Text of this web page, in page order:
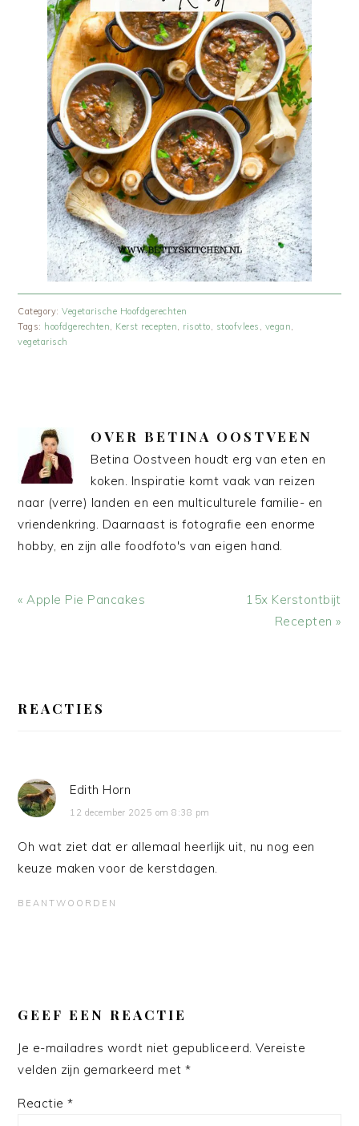
Category:Vegetarische Hoofdgerechten
Tags: hoofdgerechten Kerst recepten risotto stoofvlees vegan
vegetarisch
OVER BETINA OOSTVEEN
Betina Oostveen houdt erg van eten en
koken. Inspiratie komt vaak van reizen
naar (verre) landen en een multiculturele familie- en
vriendenkring. Daarnaast is fotografie een enorme
hobby, en zijn alle foodfoto's van eigen hand.
Vorig
« Apple Pie Pancakes
Volgend
bericht:
15x Kerstontbijt
Recepten »
INTERACTIES
REACTIES
Edith Horn
12 december 2025 om 8:38 pm
Oh wat ziet dat er allemaal heerlijk uit, nu nog een
keuze maken voor de kerstdagen.
BEANTWOORDEN
GEEF EEN REACTIE
Je e-mailadres wordt niet gepubliceerd. Vereiste
velden zijn gemarkeerd met*
Reactie*